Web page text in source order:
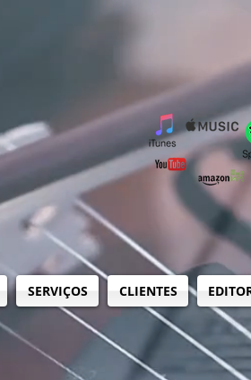
SERVIÇOS CLIENTES